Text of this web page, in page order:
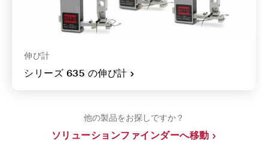
伸び計
シリーズ 635 の伸び計
他の製品をお探しですか？
ソリューションファインダーへ移動